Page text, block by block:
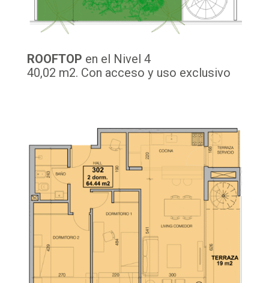
ROOFTOP en el Nivel 4
40,02 m2. Con acceso y uso exclusivo